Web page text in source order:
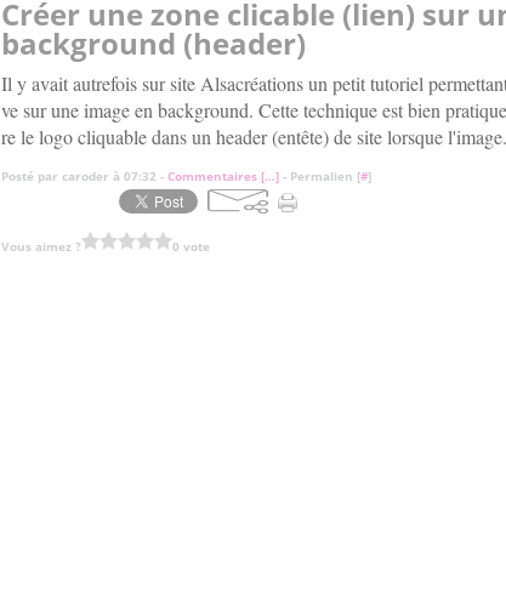
Créer une zone clicable (lien) sur
background (header)
Il y avait autrefois sur site Alsacréations un petit tutoriel
ve sur une image en background. Cette technique est bien
re le logo cliquable dans un header (entête) de site lorsque
Posté par caroder à 07:32 - Commentaires […] - Permalien [#]
Vous aimez ? 0 vote